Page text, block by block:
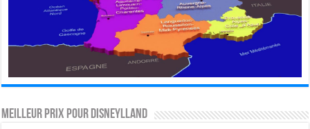
MEILLEUR PRIX POUR DISNEYLLAND